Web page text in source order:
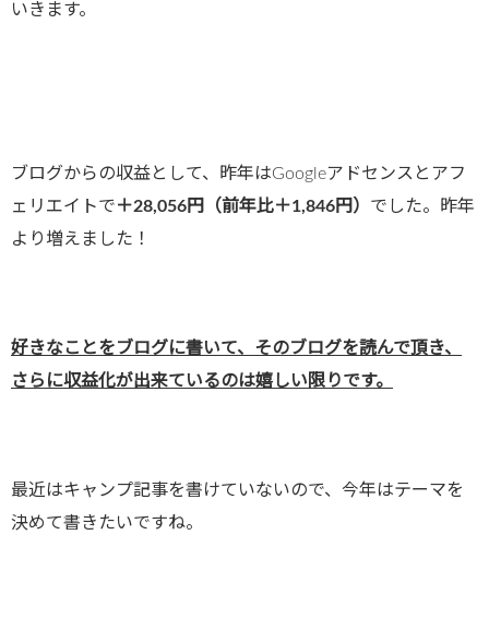
いきます。
ブログからの収益として、昨年はGoogleアドセンスとアフ
ェリエイトで＋28,056円（前年比＋1,846円） でした。昨年
より増えました！
好きなことをブログに書いて、そのブログを読んで頂き、
さらに収益化が出来ているのは嬉しい限りです。
最近はキャンプ記事を書けていないので、今年はテーマを
決めて書きたいですね。